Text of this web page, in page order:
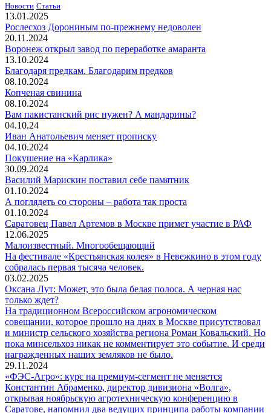
Новости Статьи
13.01.2025
Рослесхоз Дорониным по-прежнему недоволен
20.11.2024
Воронеж открыл завод по переработке амаранта
13.10.2024
Благодаря предкам. Благодарим предков
08.10.2024
Копченая свинина
08.10.2024
Вам пакистанский рис нужен? А мандарины?
04.10.24
Иван Анатольевич меняет прописку
04.10.2024
Покушение на «Карлика»
30.09.2024
Василий Марискин поставил себе памятник
01.10.2024
А поглядеть со стороны – работа так проста
01.10.2024
Саратовец Павел Артемов в Москве примет участие в РАФ
12.06.2025
Малоизвестный. Многообещающий
На фестивале «Крестьянская колея» в Невежкино в этом году
собралась первая тысяча человек.
03.02.2025
Оксана Лут: Может, это была белая полоса. А черная нас
только ждет?
На традиционном Всероссийском агрономическом
совещании, которое прошло на днях в Москве присутствовал
и министр сельского хозяйства региона Роман Ковальский. Но
пока минсельхоз никак не комментирует это событие. И среди
награжденных наших земляков не было.
29.11.2024
«ФЭС-Агро»: курс на премиум-сегмент не меняется
Константин Абраменко, директор дивизиона «Волга»,
открывая ноябрьскую агротехническую конференцию в
Саратове, напомнил два ведущих принципа работы компании